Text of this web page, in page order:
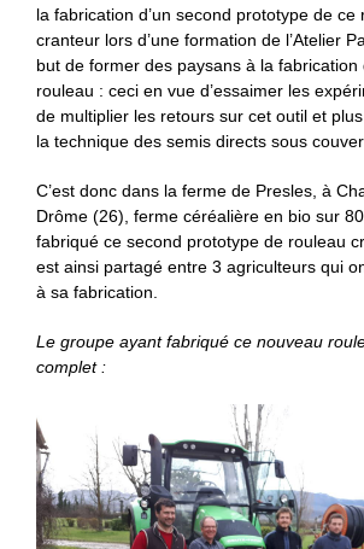
la fabrication d’un second prototype de ce
cranteur lors d’une formation de l’Atelier
but de former des paysans à la fabrication
rouleau : ceci en vue d’essaimer les
de multiplier les retours sur cet outil et
la technique des semis directs sous
C’est donc dans la ferme de Presles, à
Drôme (26), ferme céréalière en bio sur
fabriqué ce second prototype de rouleau
est ainsi partagé entre 3 agriculteurs qui
à sa fabrication.
Le groupe ayant fabriqué ce nouveau
complet :